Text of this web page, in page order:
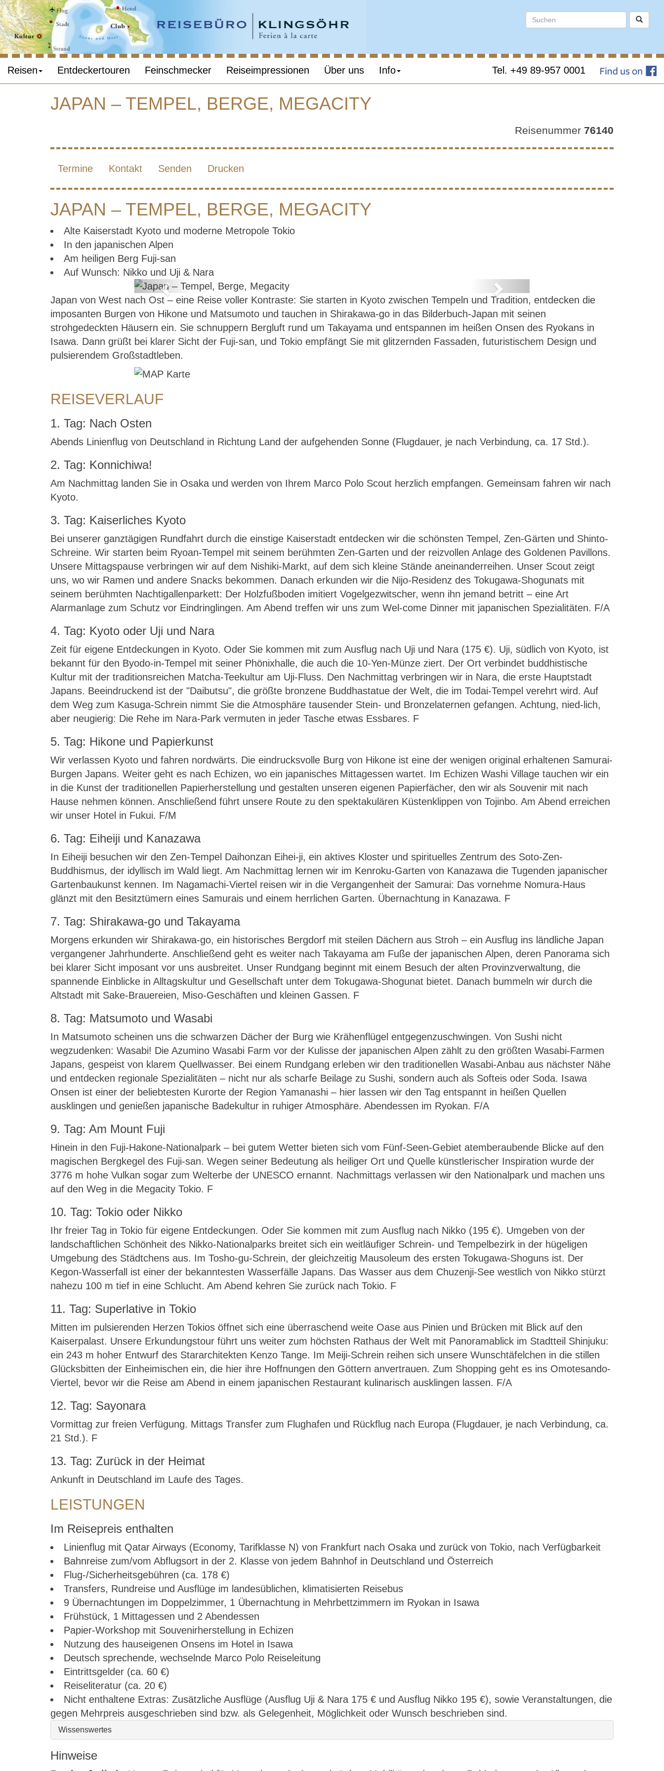
Reisen Entdeckertouren Feinschmecker Reiseimpressionen Über uns Info Tel. +49 89-957 0001
JAPAN – TEMPEL, BERGE,
JAPAN – TEMPEL, BERGE, MEGACITY
Reisenummer 76140
Termine Kontakt Senden Drucken
JAPAN – TEMPEL, BERGE, MEGACITY
Alte Kaiserstadt Kyoto und moderne Metropole Tokio
In den japanischen Alpen
Am heiligen Berg Fuji-san
Auf Wunsch: Nikko und Uji & Nara
Japan – Tempel, Berge, Megacity
Previous
Next
Japan von West nach Ost – eine Reise voller Kontraste: Sie starten in Kyoto zwischen Tempeln und Tradition, entdecken die
imposanten Burgen von Hikone und Matsumoto und tauchen in Shirakawa-go in das Bilderbuch-Japan mit seinen
strohgedeckten Häusern ein. Sie schnuppern Bergluft rund um Takayama und entspannen im heißen Onsen des Ryokans in
Isawa. Dann grüßt bei klarer Sicht der Fuji-san, und Tokio empfängt Sie mit glitzernden Fassaden, futuristischem Design und
pulsierendem Großstadtleben.
REISEVERLAUF
1. Tag: Nach Osten
Abends Linienflug von Deutschland in Richtung Land der aufgehenden Sonne (Flugdauer, je nach Verbindung, ca. 17 Std.).
2. Tag: Konnichiwa!
Am Nachmittag landen Sie in Osaka und werden von Ihrem Marco Polo Scout herzlich empfangen. Gemeinsam fahren wir nach
Kyoto.
3. Tag: Kaiserliches Kyoto
Bei unserer ganztägigen Rundfahrt durch die einstige Kaiserstadt entdecken wir die schönsten Tempel, Zen-Gärten und Shinto-
Schreine. Wir starten beim Ryoan-Tempel mit seinem berühmten Zen-Garten und der reizvollen Anlage des Goldenen Pavillons.
Unsere Mittagspause verbringen wir auf dem Nishiki-Markt, auf dem sich kleine Stände aneinanderreihen. Unser Scout zeigt
uns, wo wir Ramen und andere Snacks bekommen. Danach erkunden wir die Nijo-Residenz des Tokugawa-Shogunats mit
seinem berühmten Nachtigallenparkett: Der Holzfußboden imitiert Vogelgezwitscher, wenn ihn jemand betritt – eine Art
Alarmanlage zum Schutz vor Eindringlingen. Am Abend treffen wir uns zum Wel-come Dinner mit japanischen Spezialitäten. F/A
4. Tag: Kyoto oder Uji und Nara
Zeit für eigene Entdeckungen in Kyoto. Oder Sie kommen mit zum Ausflug nach Uji und Nara (175 €). Uji, südlich von Kyoto, ist
bekannt für den Byodo-in-Tempel mit seiner Phönixhalle, die auch die 10-Yen-Münze ziert. Der Ort verbindet buddhistische
Kultur mit der traditionsreichen Matcha-Teekultur am Uji-Fluss. Den Nachmittag verbringen wir in Nara, die erste Hauptstadt
Japans. Beeindruckend ist der "Daibutsu", die größte bronzene Buddhastatue der Welt, die im Todai-Tempel verehrt wird. Auf
dem Weg zum Kasuga-Schrein nimmt Sie die Atmosphäre tausender Stein- und Bronzelaternen gefangen. Achtung, nied-lich,
aber neugierig: Die Rehe im Nara-Park vermuten in jeder Tasche etwas Essbares. F
5. Tag: Hikone und Papierkunst
Wir verlassen Kyoto und fahren nordwärts. Die eindrucksvolle Burg von Hikone ist eine der wenigen original erhaltenen Samurai-
Burgen Japans. Weiter geht es nach Echizen, wo ein japanisches Mittagessen wartet. Im Echizen Washi Village tauchen wir ein
in die Kunst der traditionellen Papierherstellung und gestalten unseren eigenen Papierfächer, den wir als Souvenir mit nach
Hause nehmen können. Anschließend führt unsere Route zu den spektakulären Küstenklippen von Tojinbo. Am Abend erreichen
wir unser Hotel in Fukui. F/M
6. Tag: Eiheiji und Kanazawa
In Eiheiji besuchen wir den Zen-Tempel Daihonzan Eihei-ji, ein aktives Kloster und spirituelles Zentrum des Soto-Zen-
Buddhismus, der idyllisch im Wald liegt. Am Nachmittag lernen wir im Kenroku-Garten von Kanazawa die Tugenden japanischer
Gartenbaukunst kennen. Im Nagamachi-Viertel reisen wir in die Vergangenheit der Samurai: Das vornehme Nomura-Haus
glänzt mit den Besitztümern eines Samurais und einem herrlichen Garten. Übernachtung in Kanazawa. F
7. Tag: Shirakawa-go und Takayama
Morgens erkunden wir Shirakawa-go, ein historisches Bergdorf mit steilen Dächern aus Stroh – ein Ausflug ins ländliche Japan
vergangener Jahrhunderte. Anschließend geht es weiter nach Takayama am Fuße der japanischen Alpen, deren Panorama sich
bei klarer Sicht imposant vor uns ausbreitet. Unser Rundgang beginnt mit einem Besuch der alten Provinzverwaltung, die
spannende Einblicke in Alltagskultur und Gesellschaft unter dem Tokugawa-Shogunat bietet. Danach bummeln wir durch die
Altstadt mit Sake-Brauereien, Miso-Geschäften und kleinen Gassen. F
8. Tag: Matsumoto und Wasabi
In Matsumoto scheinen uns die schwarzen Dächer der Burg wie Krähenflügel entgegenzuschwingen. Von Sushi nicht
wegzudenken: Wasabi! Die Azumino Wasabi Farm vor der Kulisse der japanischen Alpen zählt zu den größten Wasabi-Farmen
Japans, gespeist von klarem Quellwasser. Bei einem Rundgang erleben wir den traditionellen Wasabi-Anbau aus nächster Nähe
und entdecken regionale Spezialitäten – nicht nur als scharfe Beilage zu Sushi, sondern auch als Softeis oder Soda. Isawa
Onsen ist einer der beliebtesten Kurorte der Region Yamanashi – hier lassen wir den Tag entspannt in heißen Quellen
ausklingen und genießen japanische Badekultur in ruhiger Atmosphäre. Abendessen im Ryokan. F/A
9. Tag: Am Mount Fuji
Hinein in den Fuji-Hakone-Nationalpark – bei gutem Wetter bieten sich vom Fünf-Seen-Gebiet atemberaubende Blicke auf den
magischen Bergkegel des Fuji-san. Wegen seiner Bedeutung als heiliger Ort und Quelle künstlerischer Inspiration wurde der
3776 m hohe Vulkan sogar zum Welterbe der UNESCO ernannt. Nachmittags verlassen wir den Nationalpark und machen uns
auf den Weg in die Megacity Tokio. F
10. Tag: Tokio oder Nikko
Ihr freier Tag in Tokio für eigene Entdeckungen. Oder Sie kommen mit zum Ausflug nach Nikko (195 €). Umgeben von der
landschaftlichen Schönheit des Nikko-Nationalparks breitet sich ein weitläufiger Schrein- und Tempelbezirk in der hügeligen
Umgebung des Städtchens aus. Im Tosho-gu-Schrein, der gleichzeitig Mausoleum des ersten Tokugawa-Shoguns ist. Der
Kegon-Wasserfall ist einer der bekanntesten Wasserfälle Japans. Das Wasser aus dem Chuzenji-See westlich von Nikko stürzt
nahezu 100 m tief in eine Schlucht. Am Abend kehren Sie zurück nach Tokio. F
11. Tag: Superlative in Tokio
Mitten im pulsierenden Herzen Tokios öffnet sich eine überraschend weite Oase aus Pinien und Brücken mit Blick auf den
Kaiserpalast. Unsere Erkundungstour führt uns weiter zum höchsten Rathaus der Welt mit Panoramablick im Stadtteil Shinjuku:
ein 243 m hoher Entwurf des Stararchitekten Kenzo Tange. Im Meiji-Schrein reihen sich unsere Wunschtäfelchen in die stillen
Glücksbitten der Einheimischen ein, die hier ihre Hoffnungen den Göttern anvertrauen. Zum Shopping geht es ins Omotesando-
Viertel, bevor wir die Reise am Abend in einem japanischen Restaurant kulinarisch ausklingen lassen. F/A
12. Tag: Sayonara
Vormittag zur freien Verfügung. Mittags Transfer zum Flughafen und Rückflug nach Europa (Flugdauer, je nach Verbindung, ca.
21 Std.). F
13. Tag: Zurück in der Heimat
Ankunft in Deutschland im Laufe des Tages.
LEISTUNGEN
Im Reisepreis enthalten
Linienflug mit Qatar Airways (Economy, Tarifklasse N) von Frankfurt nach Osaka und zurück von Tokio, nach Verfügbarkeit
Bahnreise zum/vom Abflugsort in der 2. Klasse von jedem Bahnhof in Deutschland und Österreich
Flug-/Sicherheitsgebühren (ca. 178 €)
Transfers, Rundreise und Ausflüge im landesüblichen, klimatisierten Reisebus
9 Übernachtungen im Doppelzimmer, 1 Übernachtung in Mehrbettzimmern im Ryokan in Isawa
Frühstück, 1 Mittagessen und 2 Abendessen
Papier-Workshop mit Souvenirherstellung in Echizen
Nutzung des hauseigenen Onsens im Hotel in Isawa
Deutsch sprechende, wechselnde Marco Polo Reiseleitung
Eintrittsgelder (ca. 60 €)
Reiseliteratur (ca. 20 €)
Nicht enthaltene Extras: Zusätzliche Ausflüge (Ausflug Uji & Nara 175 € und Ausflug Nikko 195 €), sowie Veranstaltungen, die
gegen Mehrpreis ausgeschrieben sind bzw. als Gelegenheit, Möglichkeit oder Wunsch beschrieben sind.
Wissenswertes
Hinweise